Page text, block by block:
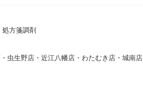
処方箋調剤
虫生野店・近江八幡店・わたむき店・城南店